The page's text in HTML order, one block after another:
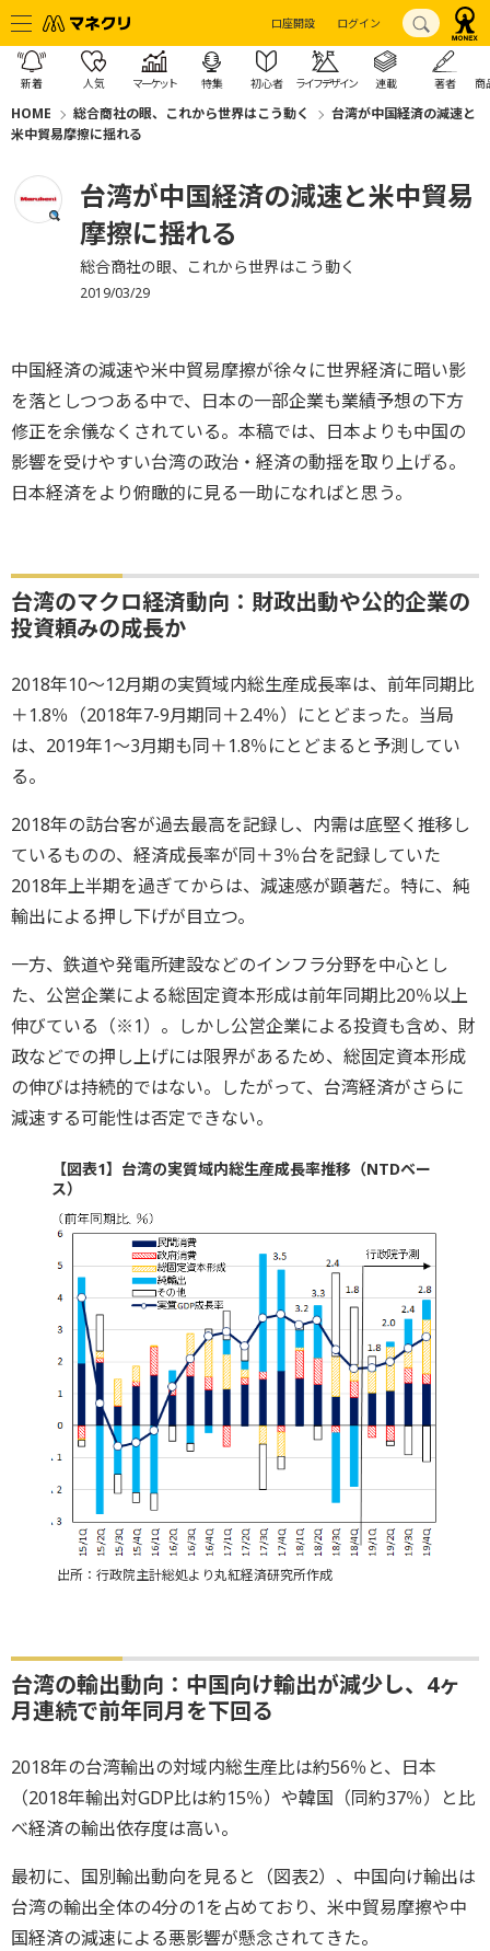
口座開設 ログイン
新着 人気 マーケット 特集 初心者 ライフデザイン 連載 著者 商
HOME 総合商社の眼、これから世界はこう動く
台湾が中国経済の減速と
米中貿易摩擦に揺れる
台湾が中国経済の減速と米中貿易
摩擦に揺れる
総合商社の眼、これから世界はこう動く
2019/03/29
中国経済の減速や米中貿易摩擦が徐々に世界経済に暗い影
を落としつつある中で、日本の一部企業も業績予想の下方
修正を余儀なくされている。本稿では、日本よりも中国の
影響を受けやすい台湾の政治・経済の動揺を取り上げる。
日本経済をより俯瞰的に見る一助になればと思う。
台湾のマクロ経済動向：財政出動や公的企業の
投資頼みの成長か
2018年10～12月期の実質域内総生産成長率は、前年同期比
＋1.8％（2018年7-9月期同＋2.4％）にとどまった。当局
は、2019年1～3月期も同＋1.8％にとどまると予測してい
る。
2018年の訪台客が過去最高を記録し、内需は底堅く推移し
ているものの、経済成長率が同＋3％台を記録していた
2018年上半期を過ぎてからは、減速感が顕著だ。特に、純
輸出による押し下げが目立つ。
一方、鉄道や発電所建設などのインフラ分野を中心とし
た、公営企業による総固定資本形成は前年同期比20％以上
伸びている（※1）。しかし公営企業による投資も含め、財
政などでの押し上げには限界があるため、総固定資本形成
の伸びは持続的ではない。したがって、台湾経済がさらに
減速する可能性は否定できない。
【図表1】台湾の実質域内総生産成長率推移（NTDベー
ス）
出所：行政院主計総処より丸紅経済研究所作成
台湾の輸出動向：中国向け輸出が減少し、4ヶ
月連続で前年同月を下回る
2018年の台湾輸出の対域内総生産比は約56％と、日本
（2018年輸出対GDP比は約15％）や韓国（同約37％）と比
べ経済の輸出依存度は高い。
最初に、国別輸出動向を見ると（図表2）、中国向け輸出は
台湾の輸出全体の4分の1を占めており、米中貿易摩擦や中
国経済の減速による悪影響が懸念されてきた。